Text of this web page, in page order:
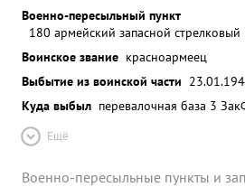
Военно-пересыльный пункт
180 армейский запасной стрелковый
Воинское звание красноармеец
Выбытие из воинской части
Куда выбыл перевалочная база 3
Ещё
Военно-пересыльные пункты и